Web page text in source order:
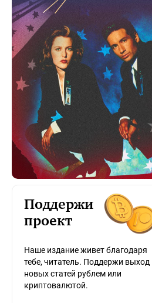
Поддержи
проект
Наше издание живет благодаря
тебе, читатель. Поддержи выход
новых статей рублем или
криптовалютой.